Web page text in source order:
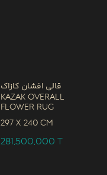
قالی افشان کازاک
Kazak Overall
Flower Rug
297 x 240 CM
281,500,000T